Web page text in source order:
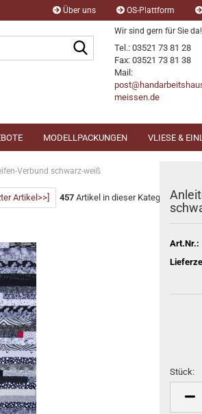
Über uns OS-Plattform
Wir sind gern für Sie da!
Tel.: 03521 73 81 28
Fax: 03521 73 81 38
Mail:
meissen.de
MODELLPACKUNGEN VLIESE &
Verbund schwarz-weiß
Artikel>>] 457 Artikel in dieser Kategorie
Art.Nr.:
Stück:
Stück